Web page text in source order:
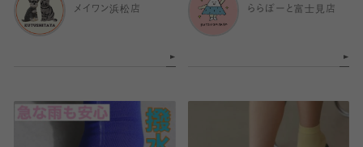
メイワン浜松店
ららぽーと富士見店